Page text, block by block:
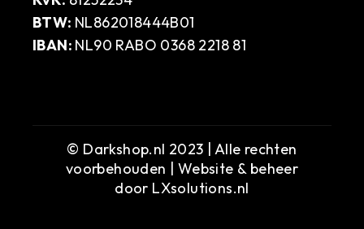
BTW: NL862018444B01
IBAN: NL90 RABO 0368 2218 81
© Darkshop.nl 2023 | Alle rechten
voorbehouden | Website & beheer
door LXsolutions.nl